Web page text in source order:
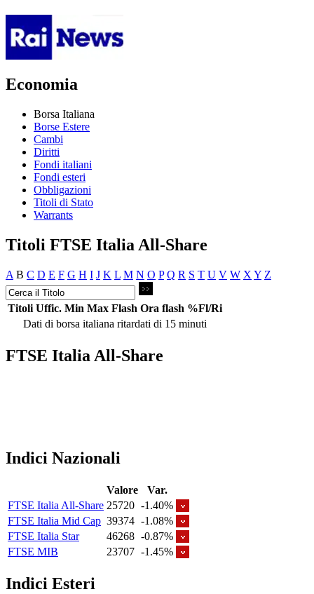
Economia
Borsa Italiana
Borse Estere
Cambi
Diritti
Fondi italiani
Fondi esteri
Obbligazioni
Titoli di Stato
Warrants
Titoli FTSE Italia All-Share
A B C D E F G H I J K L M N O P Q R S T U V W X Y Z
Titoli Uffic. Min Max Flash Ora flash %Fl/Ri
Dati di borsa italiana ritardati di 15 minuti
FTSE Italia All-Share
Indici Nazionali
Valore
Var.
FTSE Italia All-Share 25720 -1.40%
FTSE Italia Mid Cap 39374 -1.08%
FTSE Italia Star
46268 -0.87%
FTSE MIB
23707 -1.45%
Indici Esteri